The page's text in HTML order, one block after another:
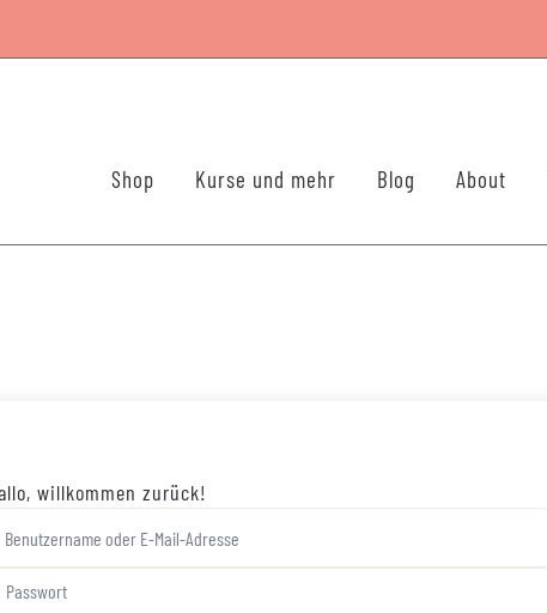
Shop Kurse und mehr Blog About
willkommen zurück!